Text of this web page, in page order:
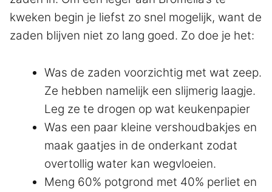
kweken begin je liefst zo snel mogelijk, want de
zaden blijven niet zo lang goed. Zo doe je het:
Was de zaden voorzichtig met wat zeep.
Ze hebben namelijk een slijmerig laagje.
Leg ze te drogen op wat keukenpapier
Was een paar kleine vershoudbakjes en
maak gaatjes in de onderkant zodat
overtollig water kan wegvloeien.
Meng 60% potgrond met 40% perliet en